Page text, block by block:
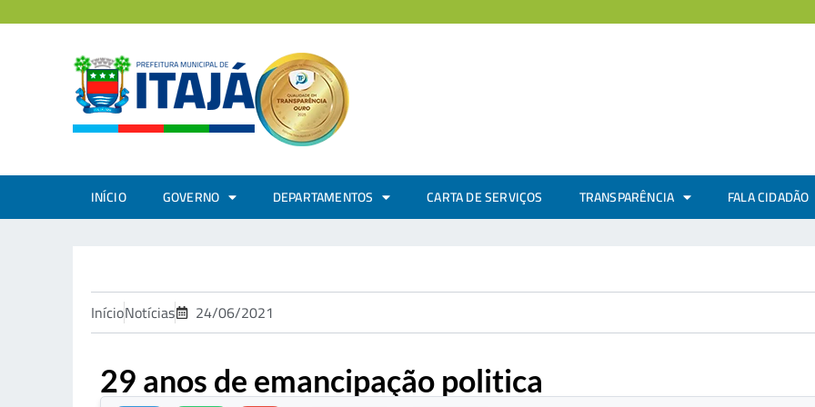
INÍCIO GOVERNO DEPARTAMENTOS CARTA DE SERVIÇOS TRANSPARÊNCIA FALA CIDADÃO
InícioNotícias 24/06/2021
29 anos de emancipação politica